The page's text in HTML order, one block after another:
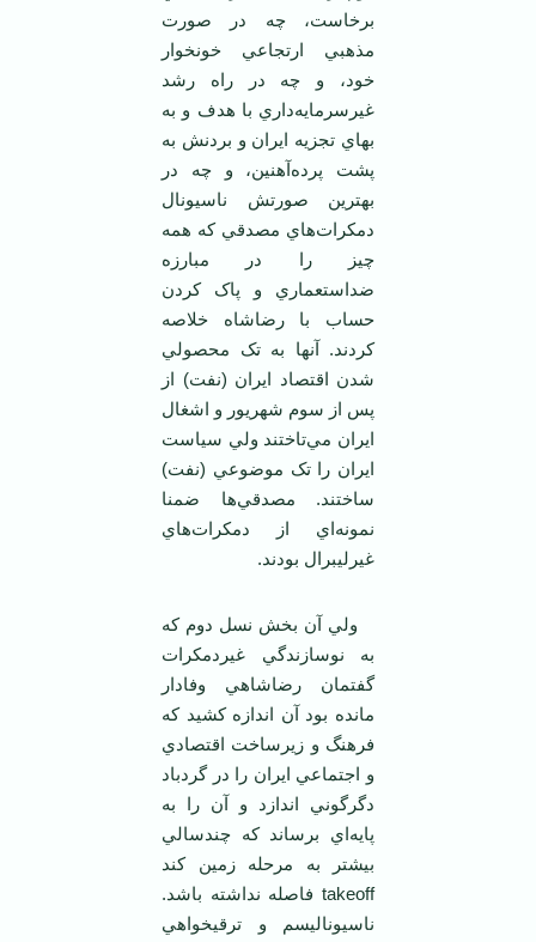
برخاست، چه در صورت
مذهبي ارتجاعي خونخوار
خود، و چه در راه ‌رشد
غيرسرمايه‌داري با هدف و به
بهاي تجزيه ايران و بردنش به
پشت پرده‌آهنين، و چه در
بهترين صورتش ناسيونال
دمکرات‌هاي مصدقي که همه
چيز را در مبارزه
ضداستعماري و پاک کردن
حساب با رضاشاه خلاصه
کردند. آنها به تک محصولي
شدن اقتصاد ايران (نفت) از
پس از سوم شهريور و اشغال
ايران مي‌تاختند ولي سياست
ايران را تک موضوعي (نفت)
ساختند. مصدقي‌ها ضمنا
نمونه‌اي از دمکرات‌هاي
غيرليبرال بودند.
ولي آن بخش نسل دوم که
به نوسازندگي غيردمکرات
گفتمان رضاشاهي وفادار
مانده بود آن اندازه کشيد که
فرهنگ و زيرساخت اقتصادي
و اجتماعي ايران را در گردباد
دگرگوني اندازد و آن را به
پايه‌اي برساند که چندسالي
بيشتر به مرحله زمين کند
takeoff فاصله نداشته باشد.
ناسيوناليسم و ترقيخواهي